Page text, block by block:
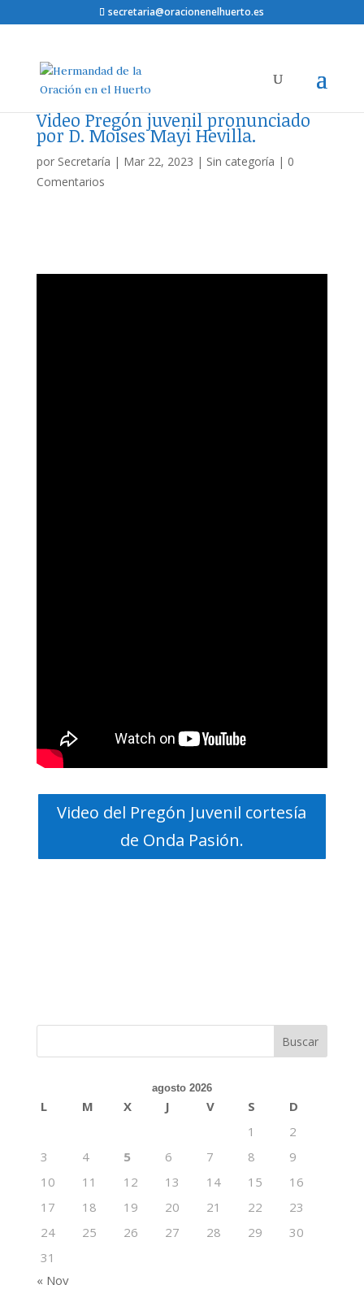
secretaria@oracionenelhuerto.es
Video Pregón juvenil pronunciado
por D. Moises Mayi Hevilla.
por Secretaría | Mar 22, 2023 | Sin categoría | 0
Comentarios
Video del Pregón Juvenil cortesía
de Onda Pasión.
agosto 2026
L M X J V S
D
1
2
3
4 5 6 7 8
9
10
11 12 13 14 15
16
17
18 19 20 21 22
23
24
25 26 27 28 29
30
31
« Nov